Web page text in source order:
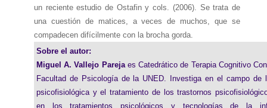
un reciente estudio de Ostafin y cols. (2006). Se trata de
una cuestión de matices, a veces de muchos, que se
compadecen difícilmente con la brocha gorda.
Sobre el autor:
Miguel A. Vallejo Parejaes Catedrático de Terapia Cognitivo
Facultad de Psicología de la UNED. Investiga en el campo de
psicofisiológica y el tratamiento de los trastornos
en los tratamientos psicológicos y tecnologías de la